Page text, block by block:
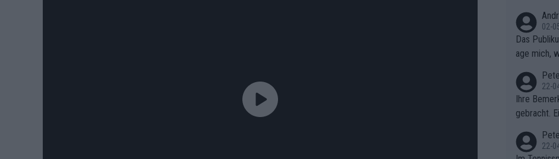
02-
Das
age mich,
ben.
22-
Ihre
gebracht.
22-